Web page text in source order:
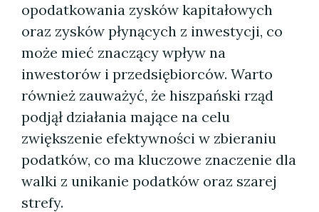
opodatkowania zysków kapitałowych
oraz zysków płynących z inwestycji, co
może mieć znaczący wpływ na
inwestorów i przedsiębiorców. Warto
również zauważyć, że hiszpański rząd
podjął działania mające na celu
zwiększenie efektywności w zbieraniu
podatków, co ma kluczowe znaczenie dla
walki z unikanie podatków oraz szarej
strefy.